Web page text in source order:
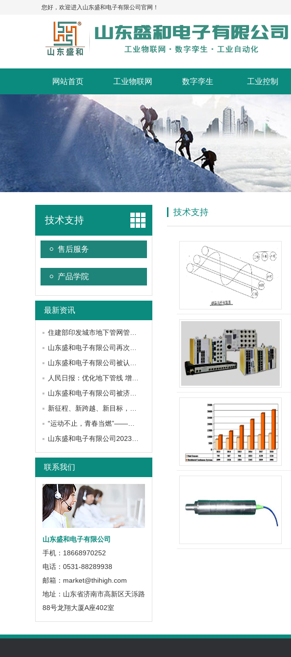
您好，欢迎进入山东盛和电子有限公司官网！
网站首页 工业物联网 数字孪生 工业控制
技术支持
售后服务
产品学院
最新资讯
联系我们
山东盛和电子有限公司
手机：18668970252
电话：0531-88289938
邮箱：market@thihigh.com
地址：山东省济南市高新区天泺路
88号龙翔大厦A座402室
技术支持